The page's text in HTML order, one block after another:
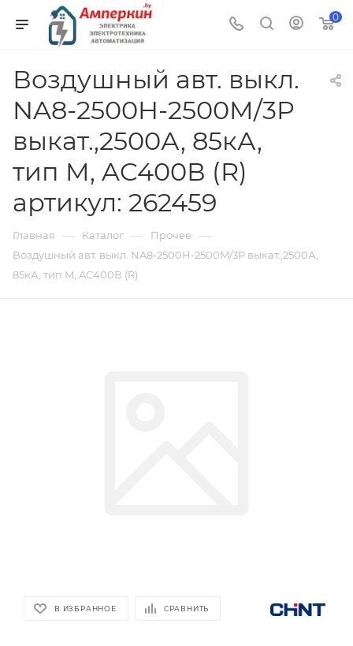
0
Воздушный авт. выкл.
NA8-2500H-2500M/3P
выкат.,2500А, 85кА,
тип M, AC400В (R)
артикул: 262459
Главная — Каталог — Прочее —
Воздушный авт. выкл. NA8-2500H-2500M/3P выкат.,2500А,
85кА, тип M, AC400В (R)
В ИЗБРАННОЕ СРАВНИТЬ